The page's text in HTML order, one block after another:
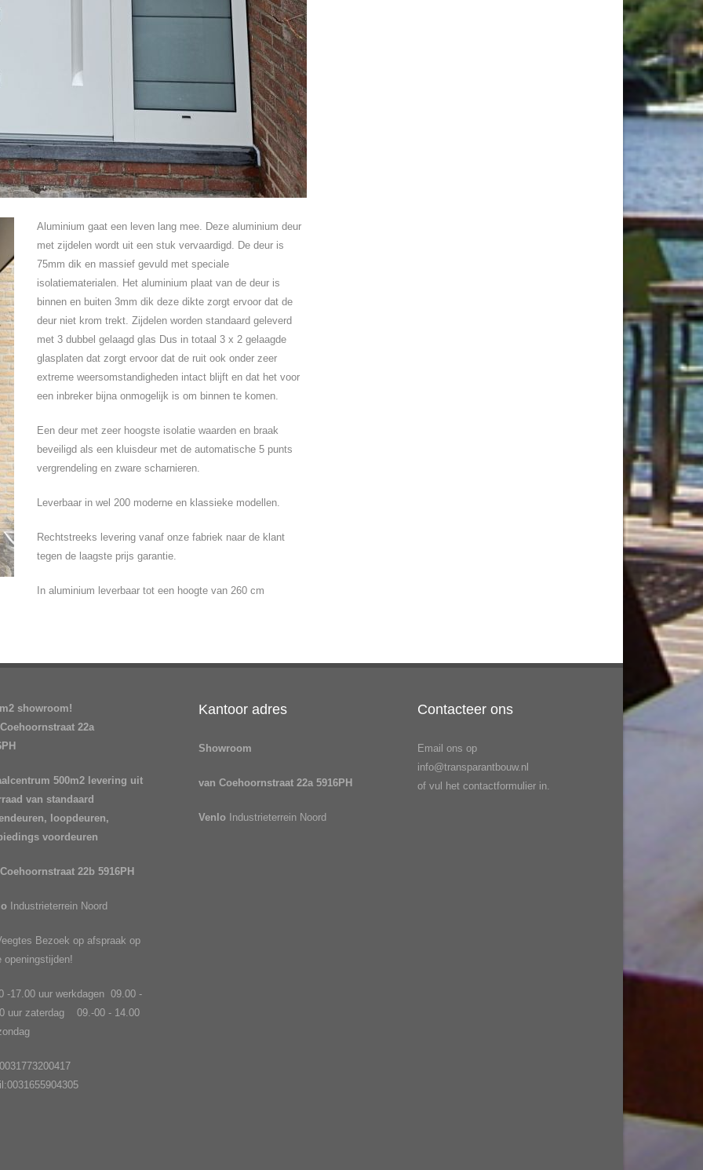
Aluminium gaat een leven lang mee. Deze aluminium deur
met zijdelen wordt uit een stuk vervaardigd. De deur is
75mm dik en massief gevuld met speciale
isolatiematerialen. Het aluminium plaat van de deur is
binnen en buiten 3mm dik deze dikte zorgt ervoor dat de
deur niet krom trekt. Zijdelen worden standaard geleverd
met 3 dubbel gelaagd glas Dus in totaal 3 x 2 gelaagde
glasplaten dat zorgt ervoor dat de ruit ook onder zeer
extreme weersomstandigheden intact blijft en dat het voor
een inbreker bijna onmogelijk is om binnen te komen.
Een deur met zeer hoogste isolatie waarden en braak
beveiligd als een kluisdeur met de automatische 5 punts
vergrendeling en zware scharnieren.
Leverbaar in wel 200 moderne en klassieke modellen.
Rechtstreeks levering vanaf onze fabriek naar de klant
tegen de laagste prijs garantie.
In aluminium leverbaar tot een hoogte van 260 cm
showroom!
22a
500m2 levering uit
van standaard
loopdeuren,
voordeuren
22b 5916PH
Industrieterrein Noord
Bezoek op afspraak op
openingstijden!
-17.00 uur werkdagen 09.00 -
uur zaterdag 09.-00 - 14.00
Kantoor adres
Showroom
van Coehoornstraat 22a 5916PH
Venlo Industrieterrein Noord
Contacteer ons
Email ons op
info@transparantbouw.nl
of vul het contactformulier in.